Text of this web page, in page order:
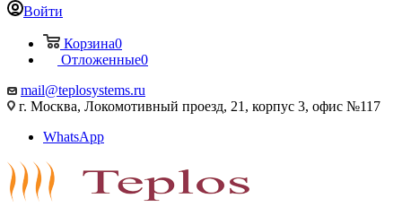
Войти
Корзина0
Отложенные0
mail@teplosystems.ru
г. Москва, Локомотивный проезд, 21, корпус 3, офис №117
WhatsApp